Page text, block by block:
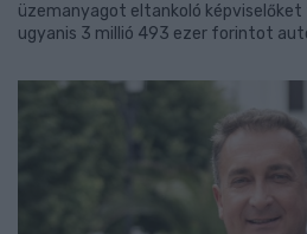
üzemanyagot eltankoló
ugyanis 3 millió 493 ezer forintot